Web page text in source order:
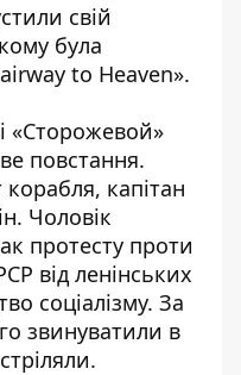
свій
була
to Heaven».
«Сторожевой»
повстання.
капітан
Чоловік
протесту проти
від ленінських
соціалізму. За
звинуватили в